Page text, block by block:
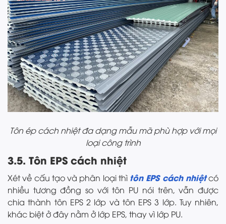
Tôn ép cách nhiệt đa dạng mẫu mã phù hợp với mọi
loại công trình
3.5. Tôn EPS cách nhiệt
Xét về cấu tạo và phân loại thì tôn EPS cách nhiệtcó
nhiều tương đồng so với tôn PU nói trên, vẫn được
chia thành tôn EPS 2 lớp và tôn EPS 3 lớp. Tuy nhiên,
khác biệt ở đây nằm ở lớp EPS, thay vì lớp PU.